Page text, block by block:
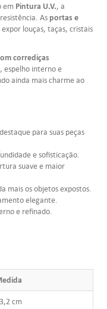
em Pintura U.V., a
As portas e
louças, taças, cristais
corrediças
, espelho interno e
ainda mais charme ao
destaque para suas peças
e sofisticação.
suave e maior
mais os objetos expostos.
elegante.
e refinado.
cm